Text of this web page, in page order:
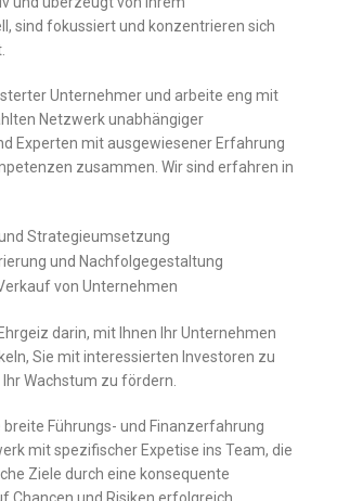
sind fokussiert und konzentrieren sich
Unternehmer und arbeite eng mit
Netzwerk unabhängiger
Experten mit ausgewiesener Erfahrung
zusammen. Wir sind erfahren in
Strategieumsetzung
und Nachfolgegestaltung
von Unternehmen
darin, mit Ihnen Ihr Unternehmen
Sie mit interessierten Investoren zu
Wachstum zu fördern.
breite Führungs- und Finanzerfahrung
mit spezifischer Expetise ins Team, die
Ziele durch eine konsequente